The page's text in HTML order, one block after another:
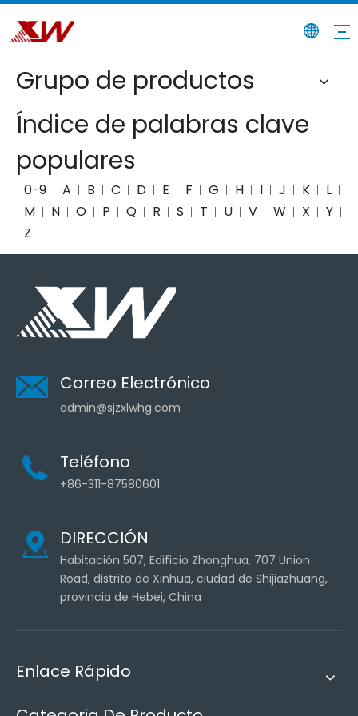
Grupo de productos
Índice de palabras clave
populares
0-9 A B C D E F G H I J K
L
M
N O P Q R S T U V W X
Y
Z
Correo Electrónico
admin@sjzxlwhg.com
Teléfono
+86-311-87580601
DIRECCIÓN
Habitación 507, Edificio Zhonghua, 707 Union
Road, distrito de Xinhua, ciudad de Shijiazhuang,
provincia de Hebei, China
Enlace Rápido